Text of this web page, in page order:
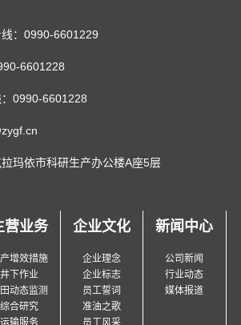
：0990-6601229
6601228
0990-6601228
玛依市科研生产办公楼A座5层
营业务
增效措施
井下作业
动态监测
综合研究
企业文化
企业理念
企业标志
员工誓词
准油之歌
新闻中心
公司新闻
行业动态
媒体报道